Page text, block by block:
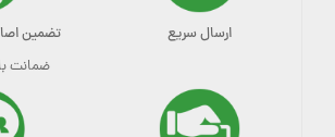
ارسال سریع تضمین
ضمانت